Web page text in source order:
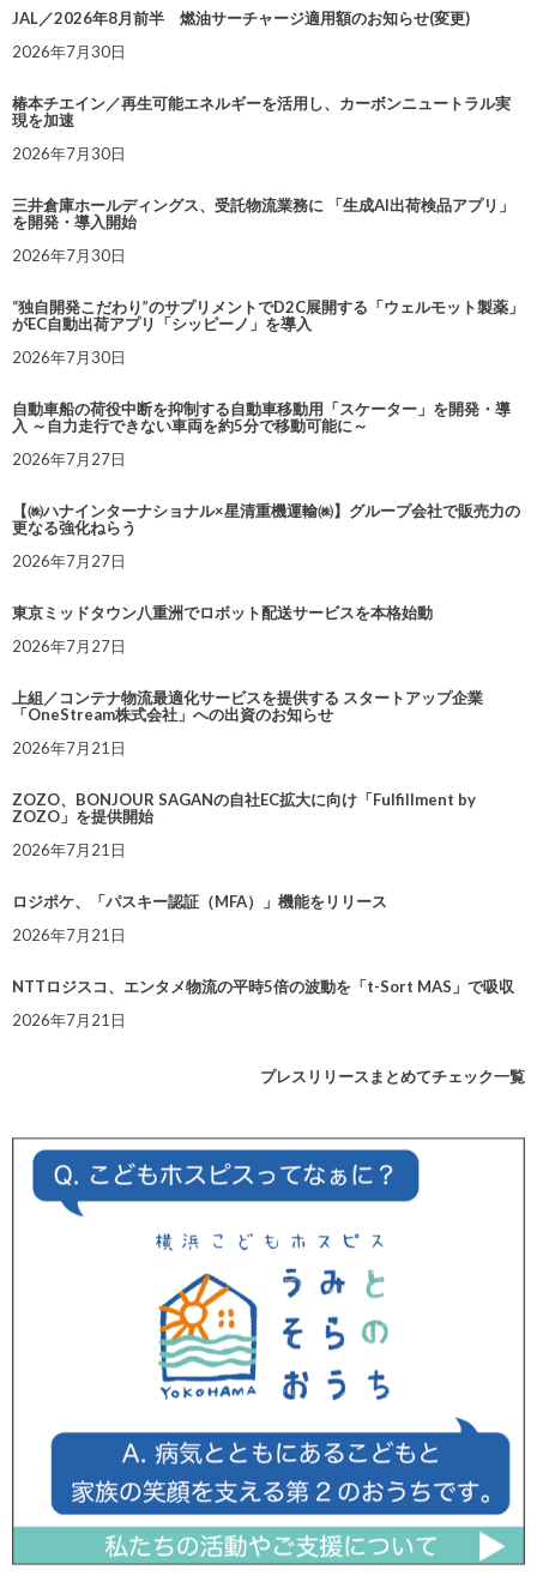
JAL／2026年8月前半 燃油サーチャージ適用額のお知らせ(変更)
2026年7月30日
椿本チエイン／再生可能エネルギーを活用し、カーボンニュートラル実
現を加速
2026年7月30日
三井倉庫ホールディングス、受託物流業務に 「生成AI出荷検品アプリ」
を開発・導入開始
2026年7月30日
“独自開発こだわり”のサプリメントでD2C展開する「ウェルモット製薬」
がEC自動出荷アプリ「シッピーノ」を導入
2026年7月30日
自動車船の荷役中断を抑制する自動車移動用「スケーター」を開発・導
入 ～自力走行できない車両を約5分で移動可能に～
2026年7月27日
【㈱ハナインターナショナル×星清重機運輸㈱】グループ会社で販売力の
更なる強化ねらう
2026年7月27日
東京ミッドタウン八重洲でロボット配送サービスを本格始動
2026年7月27日
上組／コンテナ物流最適化サービスを提供する スタートアップ企業
「OneStream株式会社」への出資のお知らせ
2026年7月21日
ZOZO、BONJOUR SAGANの自社EC拡大に向け「Fulfillment by
ZOZO」を提供開始
2026年7月21日
ロジポケ、「パスキー認証（MFA）」機能をリリース
2026年7月21日
NTTロジスコ、エンタメ物流の平時5倍の波動を「t-Sort MAS」で吸収
2026年7月21日
プレスリリースまとめてチェック一覧